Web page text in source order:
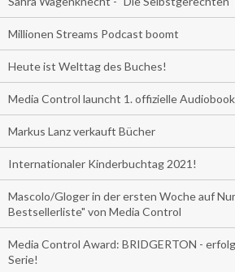
Millionen Streams Podcast boomt
Heute ist Welttag des Buches!
Media Control launcht 1. offizielle
Markus Lanz verkauft Bücher
Internationaler Kinderbuchtag 2021!
Mascolo/Gloger in der ersten Woche auf
Bestsellerliste" von Media Control
Media Control Award: BRIDGERTON -
Serie!